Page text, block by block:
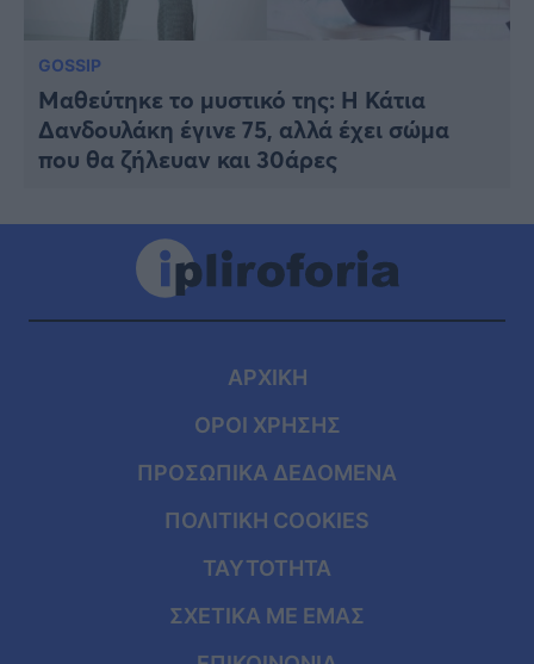
GOSSIP
Μαθεύτηκε το μυστικό της: Η Κάτια
Δανδουλάκη έγινε 75, αλλά έχει σώμα
που θα ζήλευαν και 30άρες
ΑΡΧΙΚΗ
ΟΡΟΙ ΧΡΗΣΗΣ
ΠΡΟΣΩΠΙΚΑ ΔΕΔΟΜΕΝΑ
ΠΟΛΙΤΙΚΗ COOKIES
ΤΑΥΤΟΤΗΤΑ
ΣΧΕΤΙΚΑ ΜΕ ΕΜΑΣ